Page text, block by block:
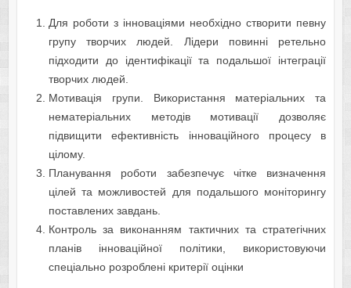
Для роботи з інноваціями необхідно створити певну
групу творчих людей. Лідери повинні ретельно
підходити до ідентифікації та подальшої інтеграції
творчих людей.
Мотивація групи. Використання матеріальних та
нематеріальних методів мотивації дозволяє
підвищити ефективність інноваційного процесу в
цілому.
Планування роботи забезпечує чітке визначення
цілей та можливостей для подальшого моніторингу
поставлених завдань.
Контроль за виконанням тактичних та стратегічних
планів інноваційної політики, використовуючи
спеціально розроблені критерії оцінки